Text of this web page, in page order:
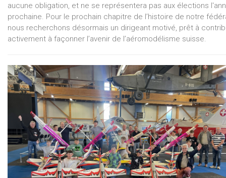
aucune obligation, et ne se représentera pas aux élections
prochaine. Pour le prochain chapitre de l’histoire de notre
nous recherchons désormais un dirigeant motivé, prêt à
activement à façonner l’avenir de l’aéromodélisme suisse.